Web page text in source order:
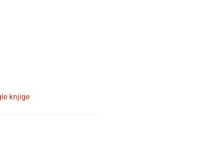
knjige